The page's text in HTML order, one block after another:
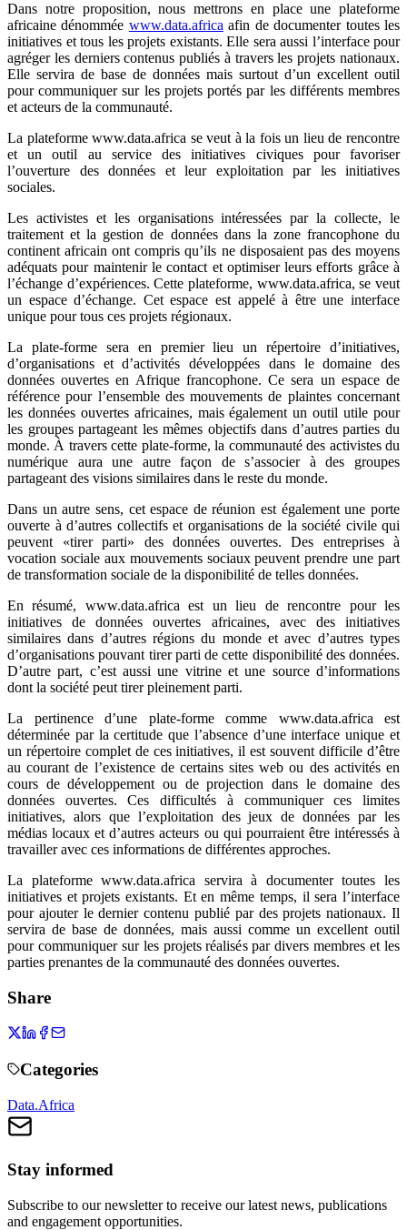
Dans notre proposition, nous mettrons en place une plateforme
africaine dénommée www.data.africa afin de documenter toutes les
initiatives et tous les projets existants. Elle sera aussi l’interface pour
agréger les derniers contenus publiés à travers les projets nationaux.
Elle servira de base de données mais surtout d’un excellent outil
pour communiquer sur les projets portés par les différents membres
et acteurs de la communauté.
La plateforme www.data.africa se veut à la fois un lieu de rencontre
et un outil au service des initiatives civiques pour favoriser
l’ouverture des données et leur exploitation par les initiatives
sociales.
Les activistes et les organisations intéressées par la collecte, le
traitement et la gestion de données dans la zone francophone du
continent africain ont compris qu’ils ne disposaient pas des moyens
adéquats pour maintenir le contact et optimiser leurs efforts grâce à
l’échange d’expériences. Cette plateforme, www.data.africa, se veut
un espace d’échange. Cet espace est appelé à être une interface
unique pour tous ces projets régionaux.
La plate-forme sera en premier lieu un répertoire d’initiatives,
d’organisations et d’activités développées dans le domaine des
données ouvertes en Afrique francophone. Ce sera un espace de
référence pour l’ensemble des mouvements de plaintes concernant
les données ouvertes africaines, mais également un outil utile pour
les groupes partageant les mêmes objectifs dans d’autres parties du
monde. À travers cette plate-forme, la communauté des activistes du
numérique aura une autre façon de s’associer à des groupes
partageant des visions similaires dans le reste du monde.
Dans un autre sens, cet espace de réunion est également une porte
ouverte à d’autres collectifs et organisations de la société civile qui
peuvent «tirer parti» des données ouvertes. Des entreprises à
vocation sociale aux mouvements sociaux peuvent prendre une part
de transformation sociale de la disponibilité de telles données.
En résumé, www.data.africa est un lieu de rencontre pour les
initiatives de données ouvertes africaines, avec des initiatives
similaires dans d’autres régions du monde et avec d’autres types
d’organisations pouvant tirer parti de cette disponibilité des données.
D’autre part, c’est aussi une vitrine et une source d’informations
dont la société peut tirer pleinement parti.
La pertinence d’une plate-forme comme www.data.africa est
déterminée par la certitude que l’absence d’une interface unique et
un répertoire complet de ces initiatives, il est souvent difficile d’être
au courant de l’existence de certains sites web ou des activités en
cours de développement ou de projection dans le domaine des
données ouvertes. Ces difficultés à communiquer ces limites
initiatives, alors que l’exploitation des jeux de données par les
médias locaux et d’autres acteurs ou qui pourraient être intéressés à
travailler avec ces informations de différentes approches.
La plateforme www.data.africa servira à documenter toutes les
initiatives et projets existants. Et en même temps, il sera l’interface
pour ajouter le dernier contenu publié par des projets nationaux. Il
servira de base de données, mais aussi comme un excellent outil
pour communiquer sur les projets réalisés par divers membres et les
parties prenantes de la communauté des données ouvertes.
Share
Categories
Data.Africa
Stay informed
Subscribe to our newsletter to receive our latest news, publications
and engagement opportunities.